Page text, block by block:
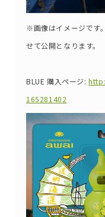
※画像はイメージです
せて公開となります。
BLUE 購入ページ:
165281402